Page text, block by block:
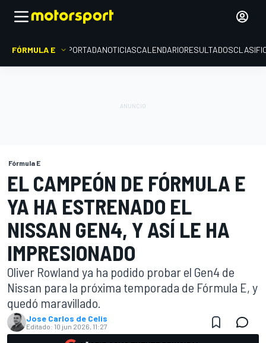
FÓRMULA E PORTADANOTICIASCALENDARIORESULTADOS
Fórmula E
EL CAMPEÓN DE FÓRMULA E
YA HA ESTRENADO EL
NISSAN GEN4, Y ASÍ LE HA
IMPRESIONADO
Oliver Rowland ya ha podido probar el Gen4 de
Nissan para la próxima temporada de Fórmula E, y
quedó maravillado.
Jose Carlos de Celis
Editado: 10 jun 2026, 11:27